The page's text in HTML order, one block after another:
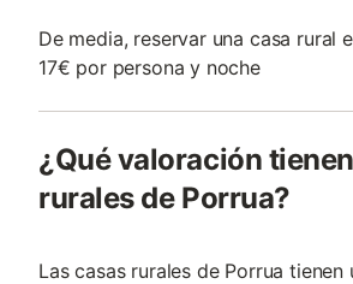
De media, reservar una casa rural
17€ por persona y noche
¿Qué valoración
rurales de Porrua?
Las casas rurales de Porrua tienen